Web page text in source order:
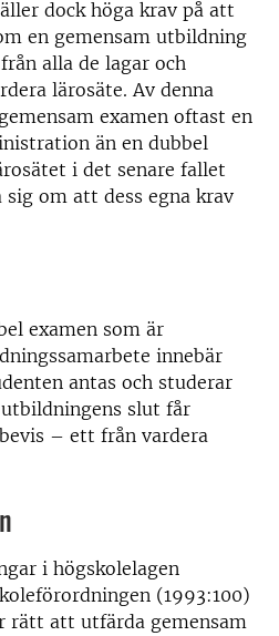
dock höga krav på att
en gemensam utbildning
alla de lagar och
lärosäte. Av denna
examen oftast en
än en dubbel
i det senare fallet
sig om att dess egna krav
examen som är
innebär
antas och studerar
slut får
– ett från vardera
i högskolelagen
(1993:100)
rätt att utfärda gemensam